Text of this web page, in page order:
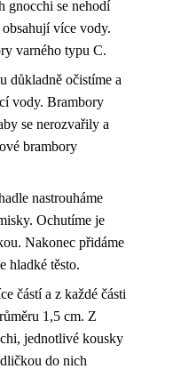
gnocchi se nehodí
více vody.
varného typu C.
důkladně očistíme a
vody. Brambory
se nerozvařily a
brambory
nastrouháme
Ochutíme je
Nakonec přidáme
hladké těsto.
částí a z každé části
1,5 cm. Z
jednotlivé kousky
do nich